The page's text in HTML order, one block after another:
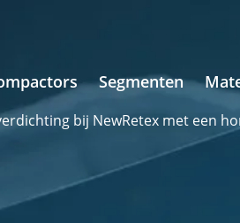
Segmenten
bij NewRetex met een